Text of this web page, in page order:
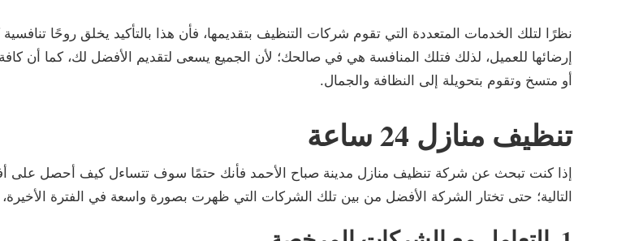
نظرًا لتلك الخدمات المتعددة التي تقوم شركات التنظيف بتقديمها، فأن هذا بالتأكيد يخلق روحًا
إرضائها للعميل، لذلك فتلك المنافسة هي في صالحك؛ لأن الجميع يسعى لتقديم الأفضل لك، كما
أو متسخ وتقوم بتحويلة إلى النظافة والجمال.
تنظيف منازل 24 ساعة
إذا كنت تبحث عن شركة تنظيف منازل مدينة صباح الأحمد فأنك حتمًا سوف تتساءل كيف أحصل على
التالية؛ حتى تختار الشركة الأفضل من بين تلك الشركات التي ظهرت بصورة واسعة في الفترة الأخيرة،